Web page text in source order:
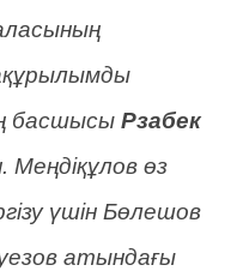
басшысы Рзабек
Меңдіқұлов өз
үшін Бөлешов
атындағы